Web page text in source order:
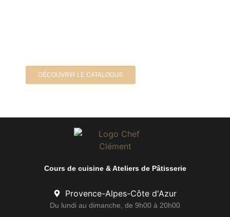
DÉCOUVRIR LE CATALOGUE
ON RECOMMANDE
Cours de cuisine & Ateliers de Pâtisserie
Provence-Alpes-Côte d'Azur
Du lundi au dimanche, de 9h00 à 20h00